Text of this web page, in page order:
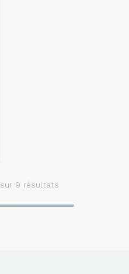
sur 9 résultats